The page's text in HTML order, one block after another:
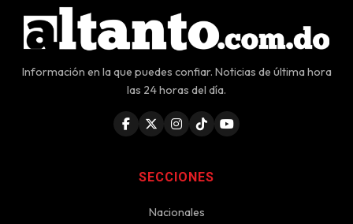
Información en la que puedes confiar. Noticias de última hora
las 24 horas del día.
SECCIONES
Nacionales